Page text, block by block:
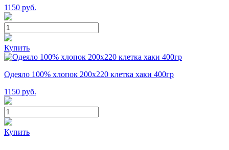
1150 руб.
Купить
Одеяло 100% хлопок 200x220 клетка хаки 400гр
1150 руб.
Купить